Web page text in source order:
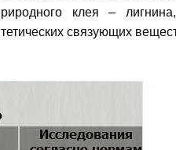
клея –
связующих